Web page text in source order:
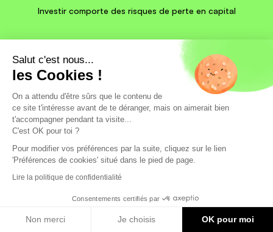
Salut c'est nous...
les Cookies !
On a attendu d'être sûrs que le contenu de
ce site t'intéresse avant de te déranger, mais on aimerait bien
t'accompagner pendant ta visite...
C'est OK pour toi ?
Pour modifier vos préférences par la suite, cliquez sur le lien
'Préférences de cookies' situé dans le pied de page.
Lire la politique de confidentialité
Consentements certifiés par
Non merci Je choisis OK pour moi
Investir comporte des risques de perte en capital
Pourquoi Mon Petit Placement ?
Notre histoire
Découvrez notre jeu financier : Flouze !
Devenir partenaire
Investir
Intrépide
Besoin d'infos ?
Contact
Chez Mon Petit Placement, tous vos fonds sont logés